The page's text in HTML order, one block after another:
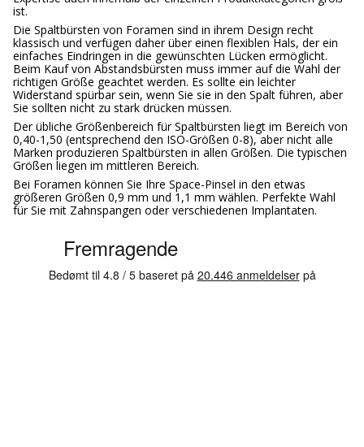
ist.
Die Spaltbürsten von Foramen sind in ihrem Design recht
klassisch und verfügen daher über einen flexiblen Hals, der ein
einfaches Eindringen in die gewünschten Lücken ermöglicht.
Beim Kauf von Abstandsbürsten muss immer auf die Wahl der
richtigen Größe geachtet werden. Es sollte ein leichter
Widerstand spürbar sein, wenn Sie sie in den Spalt führen, aber
Sie sollten nicht zu stark drücken müssen.
Der übliche Größenbereich für Spaltbürsten liegt im Bereich von
0,40-1,50 (entsprechend den ISO-Größen 0-8), aber nicht alle
Marken produzieren Spaltbürsten in allen Größen. Die typischen
Größen liegen im mittleren Bereich.
Bei Foramen können Sie Ihre Space-Pinsel in den etwas
größeren Größen 0,9 mm und 1,1 mm wählen. Perfekte Wahl
für Sie mit Zahnspangen oder verschiedenen Implantaten.